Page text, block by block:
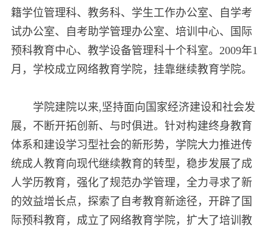
籍学位管理科、教务科、学生工作办公室、自学考
试办公室、自考助学管理办公室、培训中心、国际
预科教育中心、教学设备管理科十个科室。2009年1
月，学校成立网络教育学院，挂靠继续教育学院。
学院建院以来,坚持面向国家经济建设和社会发
展，不断开拓创新、与时俱进。针对构建终身教育
体系和建设学习型社会的新形势，学院大力推进传
统成人教育向现代继续教育的转型，稳步发展了成
人学历教育，强化了规范办学管理，全力寻求了新
的效益增长点，探索了自考教育新途径，开辟了国
际预科教育，成立了网络教育学院，扩大了培训教